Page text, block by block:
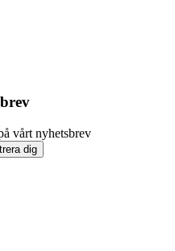
vårt nyhetsbrev
dig